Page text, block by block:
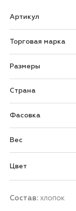
Артикул
Торговая марка
Размеры
Страна
Фасовка
Вес
Цвет
Состав: хлопок